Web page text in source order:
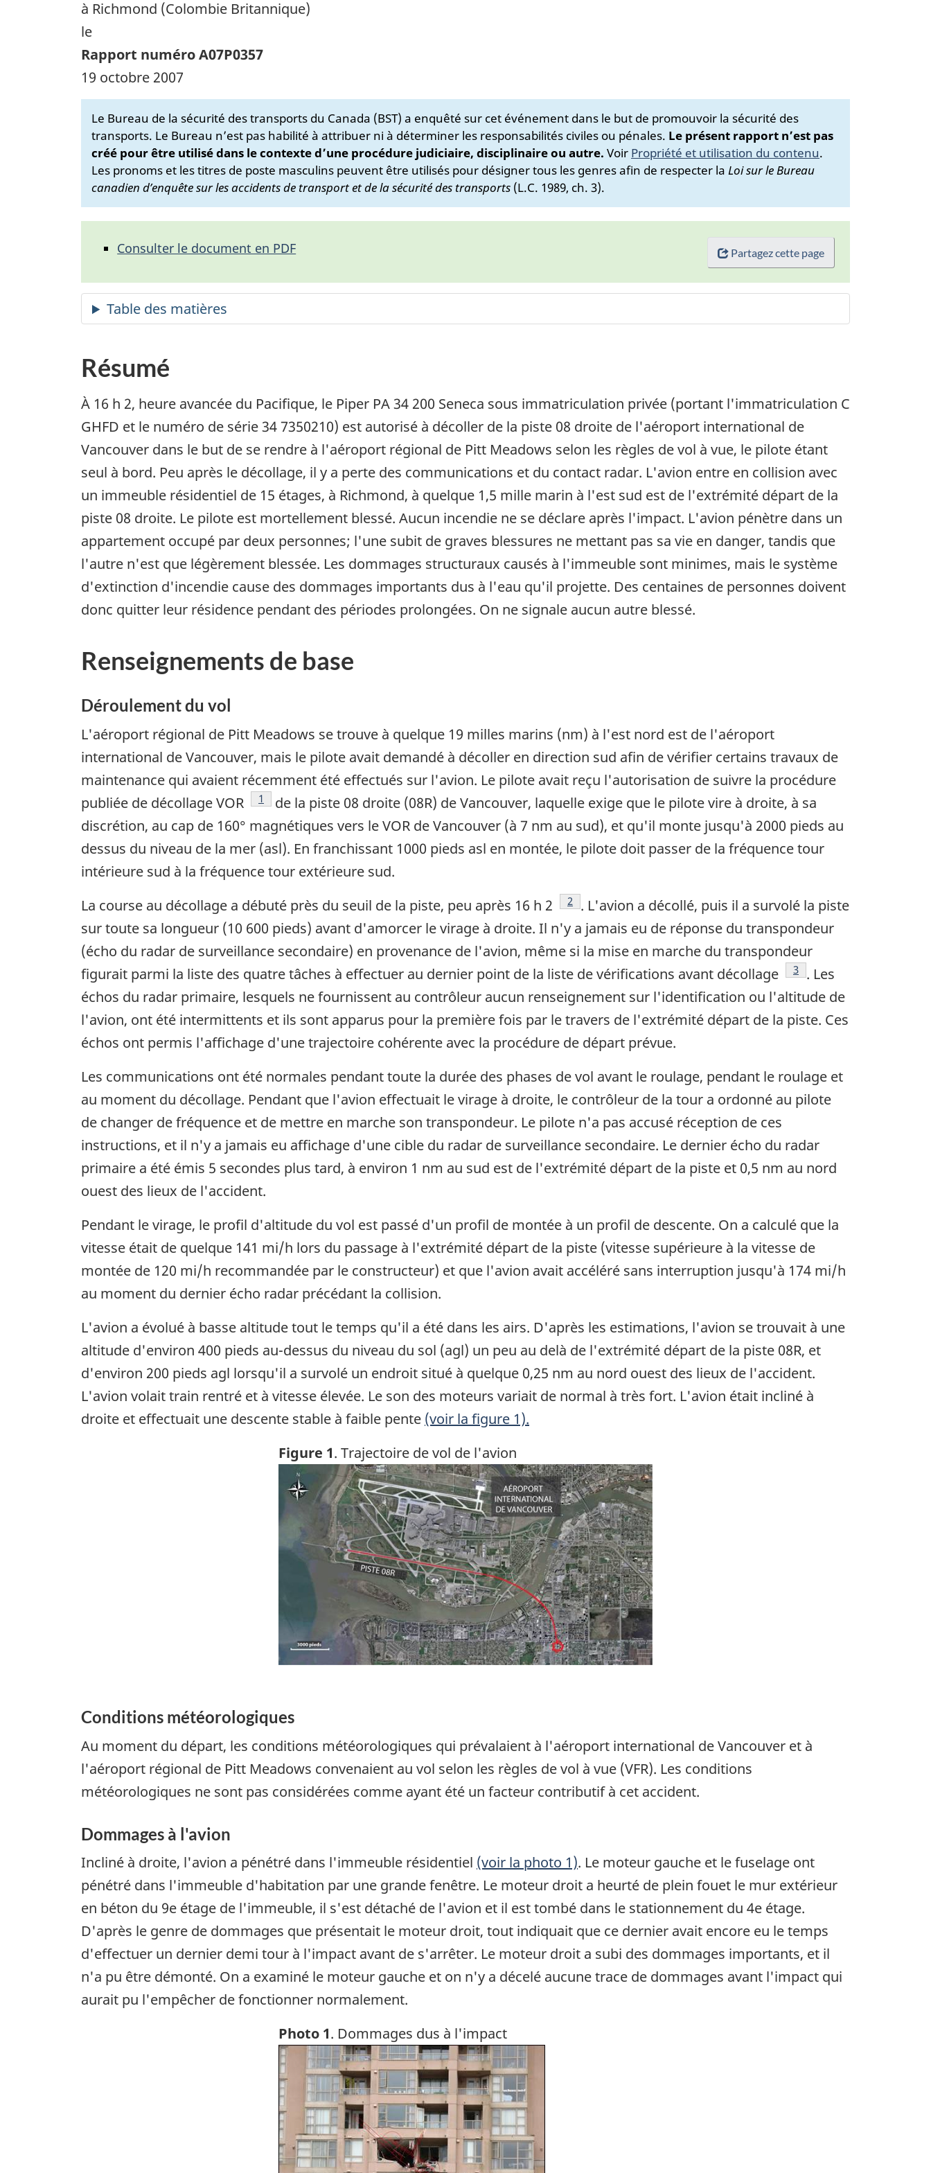
à Richmond (Colombie Britannique)
le
Rapport numéro A07P0357
19 octobre 2007
Le Bureau de la sécurité des transports du Canada (BST) a enquêté sur cet événement dans le but de promouvoir la sécurité des
transports. Le Bureau n’est pas habilité à attribuer ni à déterminer les responsabilités civiles ou pénales. Le présent rapport n’est pas
créé pour être utilisé dans le contexte d’une procédure judiciaire, disciplinaire ou autre. Voir Propriété et utilisation du contenu.
Les pronoms et les titres de poste masculins peuvent être utilisés pour désigner tous les genres afin de respecter la Loi sur le Bureau
canadien d’enquête sur les accidents de transport et de la sécurité des transports (L.C. 1989, ch. 3).
Partagez cette page
Consulter le document en PDF
Résumé
À 16 h 2, heure avancée du Pacifique, le Piper PA 34 200 Seneca sous immatriculation privée (portant l'immatriculation C
GHFD et le numéro de série 34 7350210) est autorisé à décoller de la piste 08 droite de l'aéroport international de
Vancouver dans le but de se rendre à l'aéroport régional de Pitt Meadows selon les règles de vol à vue, le pilote étant
seul à bord. Peu après le décollage, il y a perte des communications et du contact radar. L'avion entre en collision avec
un immeuble résidentiel de 15 étages, à Richmond, à quelque 1,5 mille marin à l'est sud est de l'extrémité départ de la
piste 08 droite. Le pilote est mortellement blessé. Aucun incendie ne se déclare après l'impact. L'avion pénètre dans un
appartement occupé par deux personnes; l'une subit de graves blessures ne mettant pas sa vie en danger, tandis que
l'autre n'est que légèrement blessée. Les dommages structuraux causés à l'immeuble sont minimes, mais le système
d'extinction d'incendie cause des dommages importants dus à l'eau qu'il projette. Des centaines de personnes doivent
donc quitter leur résidence pendant des périodes prolongées. On ne signale aucun autre blessé.
Renseignements de base
Déroulement du vol
L'aéroport régional de Pitt Meadows se trouve à quelque 19 milles marins (nm) à l'est nord est de l'aéroport
international de Vancouver, mais le pilote avait demandé à décoller en direction sud afin de vérifier certains travaux de
maintenance qui avaient récemment été effectués sur l'avion. Le pilote avait reçu l'autorisation de suivre la procédure
publiée de décollage VOR
Footnote
1
de la piste 08 droite (08R) de Vancouver, laquelle exige que le pilote vire à droite, à sa
discrétion, au cap de 160° magnétiques vers le VOR de Vancouver (à 7 nm au sud), et qu'il monte jusqu'à 2000 pieds au
dessus du niveau de la mer (asl). En franchissant 1000 pieds asl en montée, le pilote doit passer de la fréquence tour
intérieure sud à la fréquence tour extérieure sud.
La course au décollage a débuté près du seuil de la piste, peu après 16 h 2
Note de bas de page
2 . L'avion a décollé, puis il a survolé la piste
sur toute sa longueur (10 600 pieds) avant d'amorcer le virage à droite. Il n'y a jamais eu de réponse du transpondeur
(écho du radar de surveillance secondaire) en provenance de l'avion, même si la mise en marche du transpondeur
figurait parmi la liste des quatre tâches à effectuer au dernier point de la liste de vérifications avant décollage
Footnote
3 . Les
échos du radar primaire, lesquels ne fournissent au contrôleur aucun renseignement sur l'identification ou l'altitude de
l'avion, ont été intermittents et ils sont apparus pour la première fois par le travers de l'extrémité départ de la piste. Ces
échos ont permis l'affichage d'une trajectoire cohérente avec la procédure de départ prévue.
Les communications ont été normales pendant toute la durée des phases de vol avant le roulage, pendant le roulage et
au moment du décollage. Pendant que l'avion effectuait le virage à droite, le contrôleur de la tour a ordonné au pilote
de changer de fréquence et de mettre en marche son transpondeur. Le pilote n'a pas accusé réception de ces
instructions, et il n'y a jamais eu affichage d'une cible du radar de surveillance secondaire. Le dernier écho du radar
primaire a été émis 5 secondes plus tard, à environ 1 nm au sud est de l'extrémité départ de la piste et 0,5 nm au nord
ouest des lieux de l'accident.
Pendant le virage, le profil d'altitude du vol est passé d'un profil de montée à un profil de descente. On a calculé que la
vitesse était de quelque 141 mi/h lors du passage à l'extrémité départ de la piste (vitesse supérieure à la vitesse de
montée de 120 mi/h recommandée par le constructeur) et que l'avion avait accéléré sans interruption jusqu'à 174 mi/h
au moment du dernier écho radar précédant la collision.
L'avion a évolué à basse altitude tout le temps qu'il a été dans les airs. D'après les estimations, l'avion se trouvait à une
altitude d'environ 400 pieds au-dessus du niveau du sol (agl) un peu au delà de l'extrémité départ de la piste 08R, et
d'environ 200 pieds agl lorsqu'il a survolé un endroit situé à quelque 0,25 nm au nord ouest des lieux de l'accident.
L'avion volait train rentré et à vitesse élevée. Le son des moteurs variait de normal à très fort. L'avion était incliné à
droite et effectuait une descente stable à faible pente (voir la figure 1).
Figure 1. Trajectoire de vol de l'avion
Image
Conditions météorologiques
Au moment du départ, les conditions météorologiques qui prévalaient à l'aéroport international de Vancouver et à
l'aéroport régional de Pitt Meadows convenaient au vol selon les règles de vol à vue (VFR). Les conditions
météorologiques ne sont pas considérées comme ayant été un facteur contributif à cet accident.
Dommages à l'avion
Incliné à droite, l'avion a pénétré dans l'immeuble résidentiel (voir la photo 1). Le moteur gauche et le fuselage ont
pénétré dans l'immeuble d'habitation par une grande fenêtre. Le moteur droit a heurté de plein fouet le mur extérieur
en béton du 9e étage de l'immeuble, il s'est détaché de l'avion et il est tombé dans le stationnement du 4e étage.
D'après le genre de dommages que présentait le moteur droit, tout indiquait que ce dernier avait encore eu le temps
d'effectuer un dernier demi tour à l'impact avant de s'arrêter. Le moteur droit a subi des dommages importants, et il
n'a pu être démonté. On a examiné le moteur gauche et on n'y a décelé aucune trace de dommages avant l'impact qui
aurait pu l'empêcher de fonctionner normalement.
Photo 1. Dommages dus à l'impact
Image